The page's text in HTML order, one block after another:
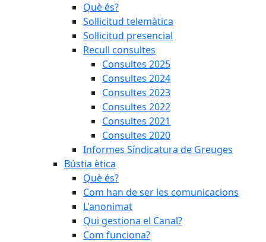
Què és?
Sol·licitud telemàtica
Sol·licitud presencial
Recull consultes
Consultes 2025
Consultes 2024
Consultes 2023
Consultes 2022
Consultes 2021
Consultes 2020
Informes Síndicatura de Greuges
Bústia ètica
Què és?
Com han de ser les comunicacions
L'anonimat
Qui gestiona el Canal?
Com funciona?